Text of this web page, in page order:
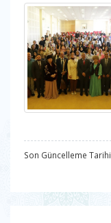
Son Güncelleme